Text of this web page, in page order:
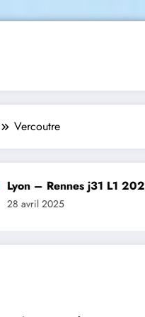
Vercoutre
j31 L1 2024/2025